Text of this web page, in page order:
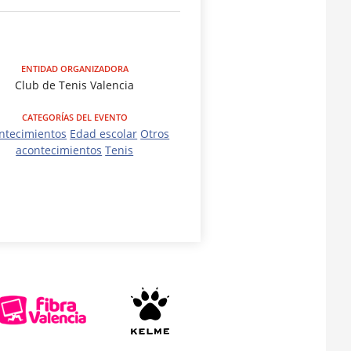
ENTIDAD ORGANIZADORA
Club de Tenis Valencia
CATEGORÍAS DEL EVENTO
Edad escolar Otros
acontecimientos Tenis